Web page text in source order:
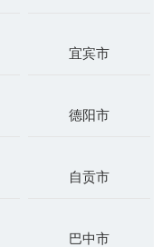
宜宾市
德阳市
自贡市
巴中市